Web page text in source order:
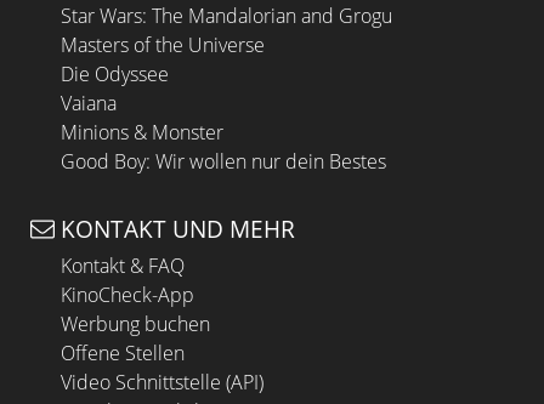
Star Wars: The Mandalorian and Grogu
Masters of the Universe
Die Odyssee
Vaiana
Minions & Monster
Good Boy: Wir wollen nur dein Bestes
KONTAKT UND MEHR
Kontakt & FAQ
KinoCheck-App
Werbung buchen
Offene Stellen
Video Schnittstelle (API)